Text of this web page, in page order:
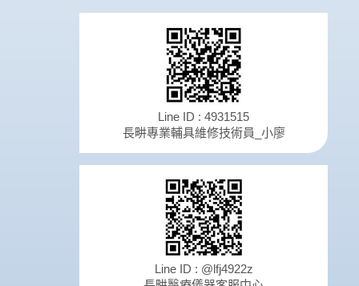
Line ID : 4931515
長畊專業輔具維修技術員_小廖
Line ID : @lfj4922z